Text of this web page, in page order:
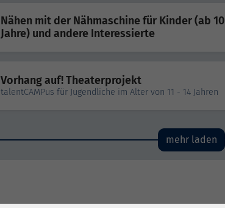
Nähen mit der Nähmaschine für Kinder (ab 10
Jahre) und andere Interessierte
Vorhang auf! Theaterprojekt
talentCAMPus für Jugendliche im Alter von 11 - 14 Jahren
mehr laden